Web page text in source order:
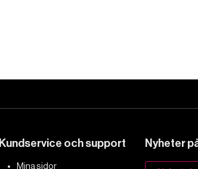
Kundservice och support
Mina sidor
Nyheter